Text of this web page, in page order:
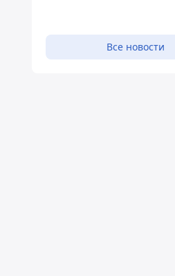
Все новости